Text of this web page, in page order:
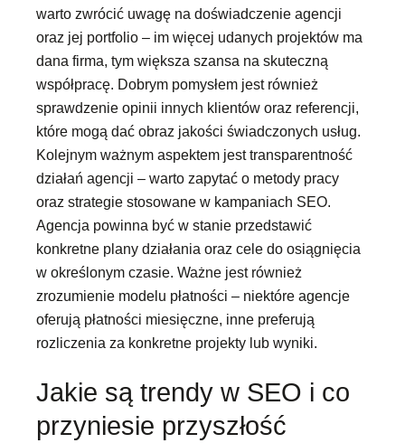
warto zwrócić uwagę na doświadczenie agencji
oraz jej portfolio – im więcej udanych projektów ma
dana firma, tym większa szansa na skuteczną
współpracę. Dobrym pomysłem jest również
sprawdzenie opinii innych klientów oraz referencji,
które mogą dać obraz jakości świadczonych usług.
Kolejnym ważnym aspektem jest transparentność
działań agencji – warto zapytać o metody pracy
oraz strategie stosowane w kampaniach SEO.
Agencja powinna być w stanie przedstawić
konkretne plany działania oraz cele do osiągnięcia
w określonym czasie. Ważne jest również
zrozumienie modelu płatności – niektóre agencje
oferują płatności miesięczne, inne preferują
rozliczenia za konkretne projekty lub wyniki.
Jakie są trendy w SEO i co
przyniesie przyszłość